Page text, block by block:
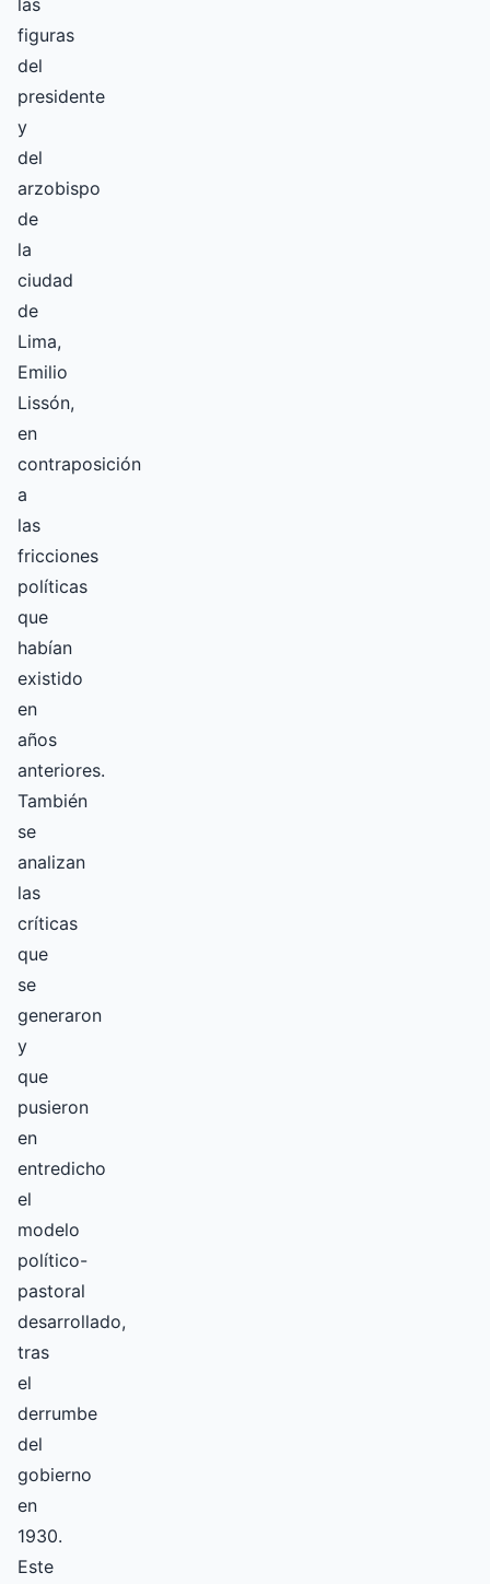
figuras
del
presidente
y
del
arzobispo
de
la
ciudad
de
Lima,
Emilio
Lissón,
en
contraposición
a
las
fricciones
políticas
que
habían
existido
en
años
anteriores.
También
se
analizan
las
críticas
que
se
generaron
y
que
pusieron
en
entredicho
el
modelo
político-
pastoral
desarrollado,
tras
el
derrumbe
del
gobierno
en
1930.
Este